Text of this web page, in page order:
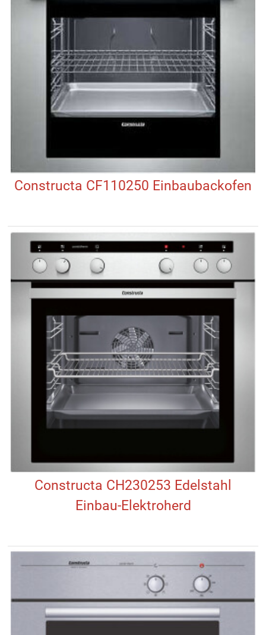
Constructa CF110250 Einbaubackofen
Constructa CH230253 Edelstahl
Einbau-Elektroherd